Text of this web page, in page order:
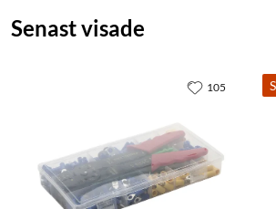
Senast visade
105